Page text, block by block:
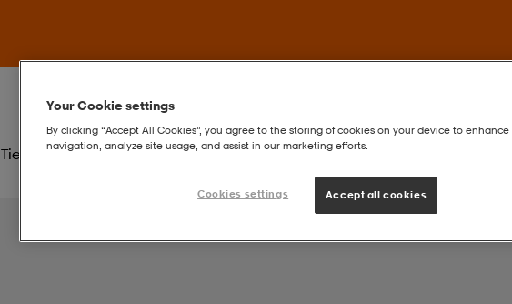
Tiempo Maestro Elite Ag-Pro T
Your Cookie settings
By clicking “Accept All Cookies”, you agree to the storing of cookies on your device to enhance
navigation, analyze site usage, and assist in our marketing efforts.
Cookies settings Accept all cookies